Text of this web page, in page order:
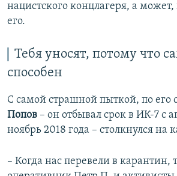
нацистского концлагеря, а может,
его.
Тебя уносят, потому что
способен
С самой страшной пыткой, по его
Попов – он отбывал срок в ИК-7 с
ноябрь 2018 года – столкнулся на
– Когда нас перевели в